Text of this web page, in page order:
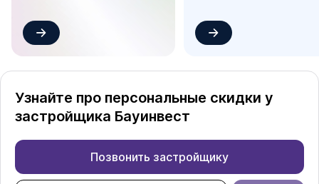
Узнайте про персональные скидки у
застройщика Бауинвест
Позвонить застройщику